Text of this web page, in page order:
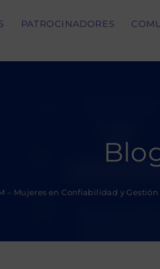
PATROCINADORES
– Mujeres en Confiabilidad y